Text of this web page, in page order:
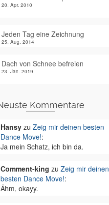
20. Apr. 2010
Jeden Tag eine Zeichnung
25. Aug. 2014
Dach von Schnee befreien
23. Jan. 2019
Kommentare
Hansyzu Zeig mir deinen besten
Dance Move!:
Ja mein Schatz, ich bin da.
Comment-king zu Zeig mir deinen
besten Dance Move!:
Ähm, okayy.